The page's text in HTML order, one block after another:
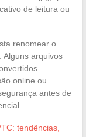
de leitura ou
renomear o
Alguns arquivos
online ou
antes de
tendências,